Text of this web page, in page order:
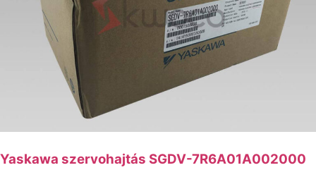
Yaskawa szervohajtás SGDV-7R6A01A002000